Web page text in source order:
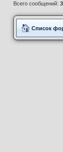
Всего сообщений:
Список